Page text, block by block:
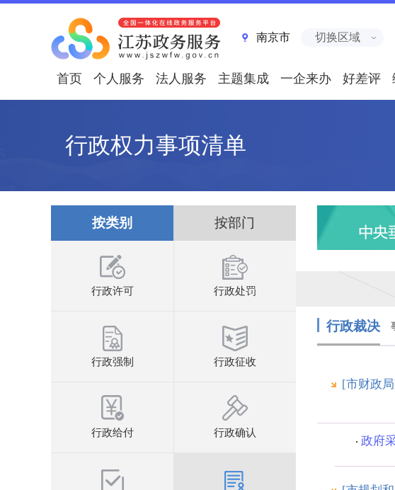
南京市 切换区域
首页 个人服务 法人服务 主题集成 一企来办 好差评
行政权力事项清单
按类别 按部门
行政许可 行政处罚
行政强制 行政征收
行政给付 行政确认
行政裁决
[市财政
政府